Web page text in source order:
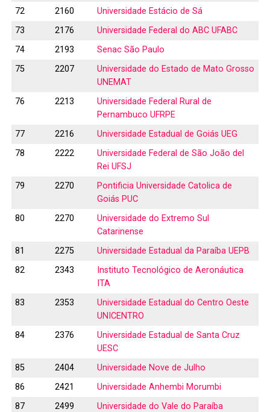
72
2160
Universidade Estácio de Sá
73
2176
Universidade Federal do ABC UFABC
74
2193
Senac São Paulo
75
2207
Universidade do Estado de Mato Grosso
UNEMAT
76
2213
Universidade Federal Rural de
Pernambuco UFRPE
77
2216
Universidade Estadual de Goiás UEG
78
2222
Universidade Federal de São João del
Rei UFSJ
79
2270
Pontificia Universidade Catolica de
Goiás PUC
80
2270
Universidade do Extremo Sul
Catarinense
81
2275
Universidade Estadual da Paraíba UEPB
82
2343
Instituto Tecnológico de Aeronáutica
ITA
83
2353
Universidade Estadual do Centro Oeste
UNICENTRO
84
2376
Universidade Estadual de Santa Cruz
UESC
85
2404
Universidade Nove de Julho
86
2421
Universidade Anhembi Morumbi
87
2499
Universidade do Vale do Paraíba